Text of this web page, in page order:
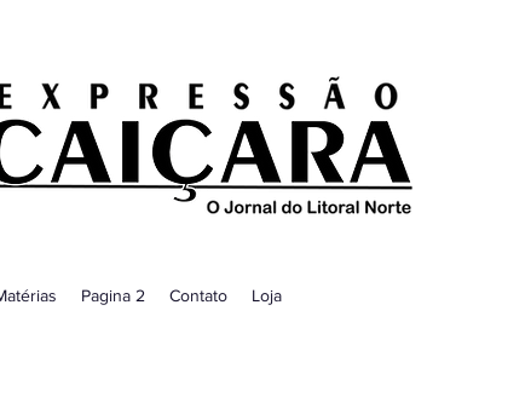
Pagina 2 Contato Loja